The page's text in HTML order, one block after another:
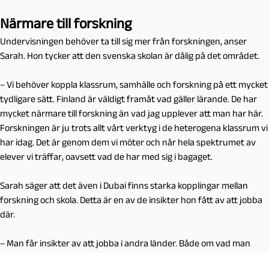
Närmare till forskning
Undervisningen behöver ta till sig mer från forskningen, anser
Sarah. Hon tycker att den svenska skolan är dålig på det området.
– Vi behöver koppla klassrum, samhälle och forskning på ett mycket
tydligare sätt. Finland är väldigt framåt vad gäller lärande. De har
mycket närmare till forskning än vad jag upplever att man har här.
Forskningen är ju trots allt vårt verktyg i de heterogena klassrum vi
har idag. Det är genom dem vi möter och når hela spektrumet av
elever vi träffar, oavsett vad de har med sig i bagaget.
Sarah säger att det även i Dubai finns starka kopplingar mellan
forskning och skola. Detta är en av de insikter hon fått av att jobba
där.
– Man får insikter av att jobba i andra länder. Både om vad man